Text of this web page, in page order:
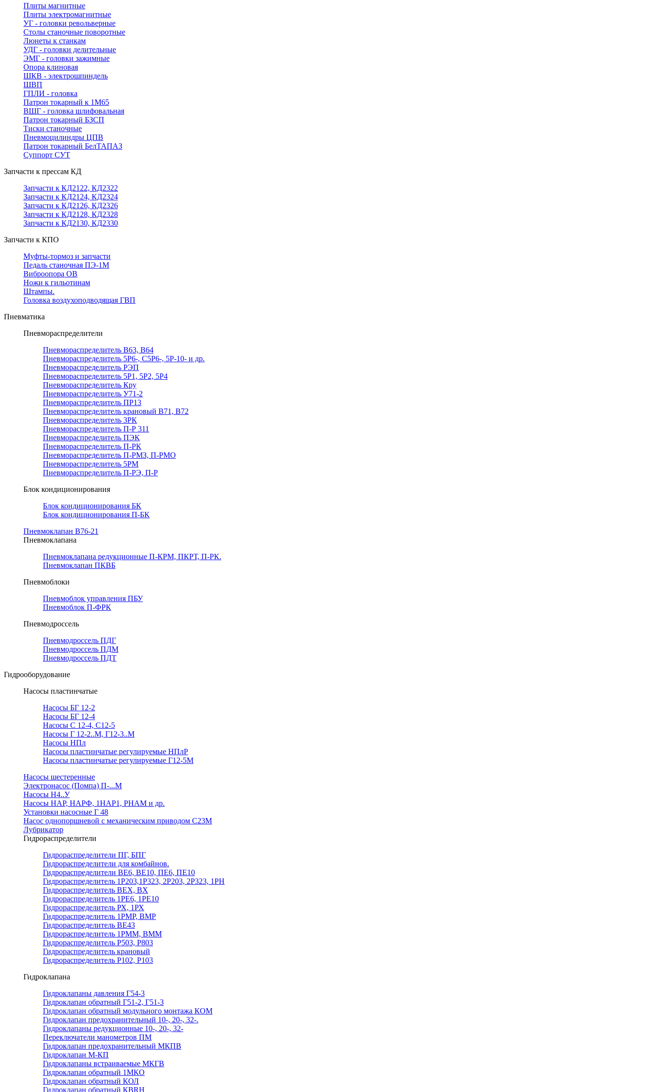
Плиты магнитные
Плиты электромагнитные
УГ - головки револьверные
Столы станочные поворотные
Люнеты к станкам
УДГ - головки делительные
ЭМГ - головки зажимные
Опора клиновая
ШКВ - электрошпиндель
ШВП
ГПЛИ - головка
Патрон токарный к 1М65
ВШГ - головка шлифовальная
Патрон токарный БЗСП
Тиски станочные
Пневмоцилиндры ЦПВ
Патрон токарный БелТАПАЗ
Суппорт СУТ
Запчасти к прессам КД
Запчасти к КД2122, КД2322
Запчасти к КД2124, КД2324
Запчасти к КД2126, КД2326
Запчасти к КД2128, КД2328
Запчасти к КД2130, КД2330
Запчасти к КПО
Муфты-тормоз и запчасти
Педаль станочная ПЭ-1М
Виброопора ОВ
Ножи к гильотинам
Штампы.
Головка воздухоподводящая ГВП
Пневматика
Пневмораспределители
Пневмораспределитель В63, В64
Пневмораспределитель 5Р6-, С5Р6-, 5Р-10- и др.
Пневмораспределитель РЭП
Пневмораспределитель 5Р1, 5Р2, 5Р4
Пневмораспределитель Кру
Пневмораспределитель У71-2
Пневмораспределитель ПР13
Пневмораспределитель крановый В71, В72
Пневмораспределитель 3РК
Пневмораспределитель П-Р 311
Пневмораспределитель ПЭК
Пневмораспределитель П-РК
Пневмораспределитель П-РМЗ, П-РМО
Пневмораспределитель 5РМ
Пневмораспределитель П-РЭ, П-Р
Блок кондиционирования
Блок кондиционирования БК
Блок кондиционирования П-БК
Пневмоклапан В76-21
Пневмоклапана
Пневмоклапана редукционные П-КРМ, ПКРТ, П-РК.
Пневмоклапан ПКВБ
Пневмоблоки
Пневмоблок управления ПБУ
Пневмоблок П-ФРК
Пневмодроссель
Пневмодроссель ПДГ
Пневмодроссель ПДМ
Пневмодроссель ПДТ
Гидрооборудование
Насосы пластинчатые
Насосы БГ 12-2
Насосы БГ 12-4
Насосы С 12-4, С12-5
Насосы Г 12-2..М, Г12-3..М
Насосы НПл
Насосы пластинчатые регулируемые НПлР
Насосы пластинчатые регулируемые Г12-5М
Насосы шестеренные
Электронасос (Помпа) П-...М
Насосы Н4..У
Насосы НАР, НАРФ, 1НАР1, РНАМ и др.
Установки насосные Г 48
Насос однопоршневой с механическим приводом С23М
Лубрикатор
Гидрораспределители
Гидрораспределители ПГ, БПГ
Гидрораспределители для комбайнов.
Гидрораспределители ВЕ6, ВЕ10, ПЕ6, ПЕ10
Гидрораспределитель 1Р203,1Р323, 2Р203, 2Р323, 1РН
Гидрораспределитель ВЕХ, ВХ
Гидрораспределитель 1РЕ6, 1РЕ10
Гидрораспределитель РХ, 1РХ
Гидрораспределитель 1РМР, ВМР
Гидрораспределитель ВЕ43
Гидрораспределитель 1РММ, ВММ
Гидрораспределитель Р503, Р803
Гидрораспределитель крановый
Гидрораспределитель Р102, Р103
Гидроклапана
Гидроклапаны давления Г54-3
Гидроклапан обратный Г51-2, Г51-3
Гидроклапан обратный модульного монтажа КОМ
Гидроклапан предохранительный 10-, 20-, 32-.
Гидроклапаны редукционные 10-, 20-, 32-
Переключатели манометров ПМ
Гидроклапан предохранительный МКПВ
Гидроклапан М-КП
Гидроклапаны встраиваемые МКГВ
Гидроклапан обратный 1МКО
Гидроклапан обратный КОЛ
Гидроклапан обратный КВRН